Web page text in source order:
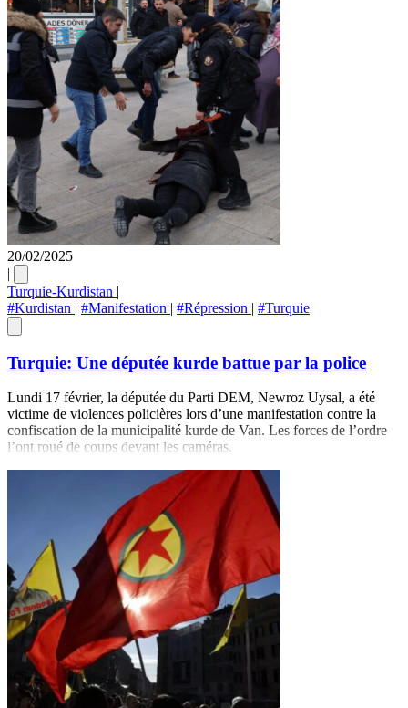
20/02/2025
|
Turquie-Kurdistan |
#Kurdistan | #Manifestation | #Répression | #Turquie
Turquie: Une députée kurde battue par la police
Lundi 17 février, la députée du Parti DEM, Newroz Uysal, a été
victime de violences policières lors d’une manifestation contre la
confiscation de la municipalité kurde de Van. Les forces de l’ordre
l’ont roué de coups devant les caméras.